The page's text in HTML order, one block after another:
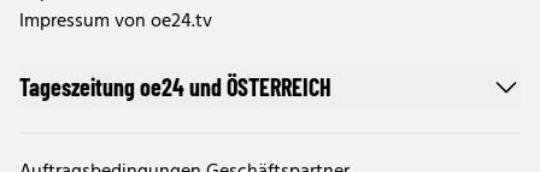
Impressum von oe24.tv
Tageszeitung oe24 und ÖSTERREICH